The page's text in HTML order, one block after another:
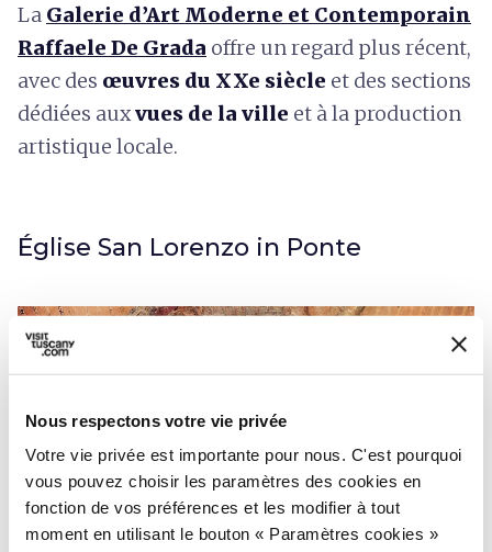
Nous respectons votre vie privée
Votre vie privée est importante pour nous. C'est pourquoi
vous pouvez choisir les paramètres des cookies en
fonction de vos préférences et les modifier à tout
moment en utilisant le bouton « Paramètres cookies »
La Galerie d’Art Moderne et Contemporain
Raffaele De Grada offre un regard plus récent,
avec des œuvres du XXe siècle et des sections
dédiées auxvues de la ville et à la production
artistique locale.
Église San Lorenzo in Ponte